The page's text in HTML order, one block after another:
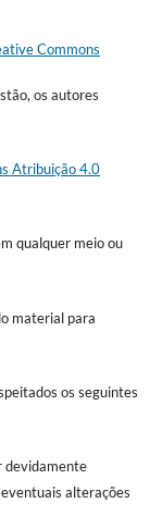
Commons
os autores
Atribuição 4.0
qualquer meio ou
material para
os seguintes
devidamente
alterações